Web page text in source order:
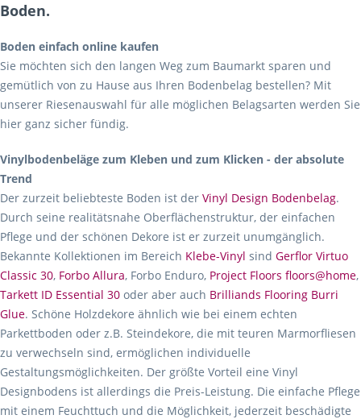
Boden.
Boden einfach online kaufen
Sie möchten sich den langen Weg zum Baumarkt sparen und
gemütlich von zu Hause aus Ihren Bodenbelag bestellen? Mit
unserer Riesenauswahl für alle möglichen Belagsarten werden Sie
hier ganz sicher fündig.
Vinylbodenbeläge zum Kleben und zum Klicken - der absolute
Trend
Der zurzeit beliebteste Boden ist der Vinyl Design Bodenbelag.
Durch seine realitätsnahe Oberflächenstruktur, der einfachen
Pflege und der schönen Dekore ist er zurzeit unumgänglich.
Bekannte Kollektionen im Bereich Klebe-Vinyl sind Gerflor Virtuo
Classic 30, Forbo Allura, Forbo Enduro, Project Floors floors@home,
Tarkett ID Essential 30 oder aber auch Brilliands Flooring Burri
Glue. Schöne Holzdekore ähnlich wie bei einem echten
Parkettboden oder z.B. Steindekore, die mit teuren Marmorfliesen
zu verwechseln sind, ermöglichen individuelle
Gestaltungsmöglichkeiten. Der größte Vorteil eine Vinyl
Designbodens ist allerdings die Preis-Leistung. Die einfache Pflege
mit einem Feuchttuch und die Möglichkeit, jederzeit beschädigte